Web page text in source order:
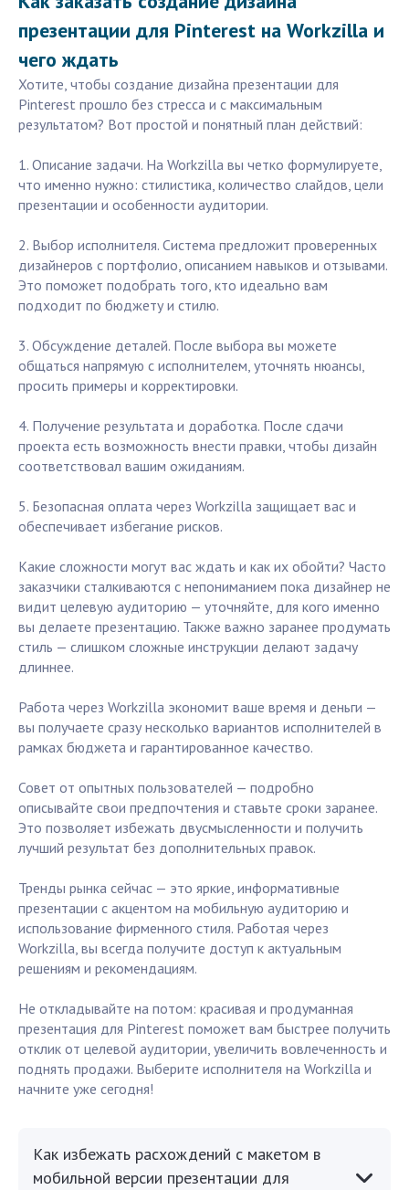
презентации для Pinterest на Workzilla и
чего ждать
Хотите, чтобы создание дизайна презентации для
Pinterest прошло без стресса и с максимальным
результатом? Вот простой и понятный план действий:
1. Описание задачи. На Workzilla вы четко формулируете,
что именно нужно: стилистика, количество слайдов, цели
презентации и особенности аудитории.
2. Выбор исполнителя. Система предложит проверенных
дизайнеров с портфолио, описанием навыков и отзывами.
Это поможет подобрать того, кто идеально вам
подходит по бюджету и стилю.
3. Обсуждение деталей. После выбора вы можете
общаться напрямую с исполнителем, уточнять нюансы,
просить примеры и корректировки.
4. Получение результата и доработка. После сдачи
проекта есть возможность внести правки, чтобы дизайн
соответствовал вашим ожиданиям.
5. Безопасная оплата через Workzilla защищает вас и
обеспечивает избегание рисков.
Какие сложности могут вас ждать и как их обойти? Часто
заказчики сталкиваются с непониманием пока дизайнер не
видит целевую аудиторию — уточняйте, для кого именно
вы делаете презентацию. Также важно заранее продумать
стиль — слишком сложные инструкции делают задачу
длиннее.
Работа через Workzilla экономит ваше время и деньги —
вы получаете сразу несколько вариантов исполнителей в
рамках бюджета и гарантированное качество.
Совет от опытных пользователей — подробно
описывайте свои предпочтения и ставьте сроки заранее.
Это позволяет избежать двусмысленности и получить
лучший результат без дополнительных правок.
Тренды рынка сейчас — это яркие, информативные
презентации с акцентом на мобильную аудиторию и
использование фирменного стиля. Работая через
Workzilla, вы всегда получите доступ к актуальным
решениям и рекомендациям.
Не откладывайте на потом: красивая и продуманная
презентация для Pinterest поможет вам быстрее получить
отклик от целевой аудитории, увеличить вовлеченность и
поднять продажи. Выберите исполнителя на Workzilla и
начните уже сегодня!
Как избежать расхождений с макетом в
мобильной версии презентации для